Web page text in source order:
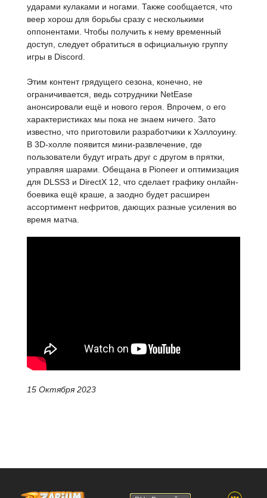
ударами кулаками и ногами. Также сообщается, что
веер хорош для борьбы сразу с несколькими
оппонентами. Чтобы получить к нему временный
доступ, следует обратиться в официальную группу
игры в Discord.
Этим контент грядущего сезона, конечно, не
ограничивается, ведь сотрудники NetEase
анонсировали ещё и нового героя. Впрочем, о его
характеристиках мы пока не знаем ничего. Зато
известно, что приготовили разработчики к Хэллоуину.
В 3D-холле появится мини-развлечение, где
пользователи будут играть друг с другом в прятки,
управляя шарами. Обещана в Pioneer и оптимизация
для DLSS3 и DirectX 12, что сделает графику онлайн-
боевика ещё краше, а заодно будет расширен
ассортимент нефритов, дающих разные усиления во
время матча.
15 Октября 2023